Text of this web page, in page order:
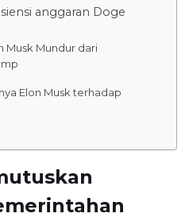
anggaran Doge
Musk Mundur dari
Elon Musk terhadap